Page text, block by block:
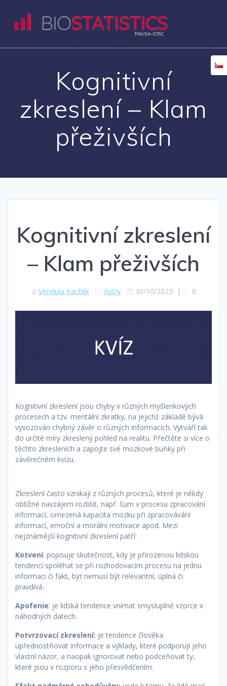
na
obsah
Kognitivní
zkreslení – Klam
přeživších
Kognitivní zkreslení
– Klam přeživších
Vendula Kachlík Kvízy 30/10/2023 | 0
Kognitivní zkreslení jsou chyby v různých myšlenkových
procesech a tzv. mentální zkratky, na jejichž základě bývá
vyvozován chybný závěr o různých informacích. Vytváří tak
do určité míry zkreslený pohled na realitu. Přečtěte si více o
těchto zkresleních a zapojte své mozkové buňky při
závěrečném kvízu.
Zkreslení často vznikají z různých procesů, které je někdy
obtížné navzájem rozlišit, např. šum v procesu zpracování
informací, omezená kapacita mozku při zpracovávání
informací, emoční a morální motivace apod. Mezi
nejznámější kognitivní zkreslení patří:
Kotvení: popisuje skutečnost, kdy je přirozenou lidskou
tendencí spoléhat se při rozhodovacím procesu na jednu
informaci či fakt, byť nemusí být relevantní, úplná či
pravdivá.
Apofenie: je lidská tendence vnímat smysluplné vzorce v
náhodných datech.
Potvrzovací zkreslení: je tendence člověka
upřednostňovat informace a výklady, které podporují jeho
vlastní názor, a naopak ignorovat nebo podceňovat ty,
které jsou v rozporu s jeho přesvědčením.